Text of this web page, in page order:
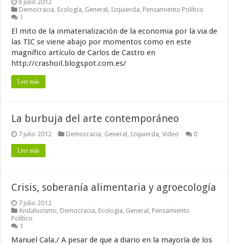
8 julio 2012
Democracia Ecología General Izquierda Pensamiento Político
1
El mito de la inmaterialización de la economia por la via de
las TIC se viene abajo por momentos como en este
magnífico artículo de Carlos de Castro en
http://crashoil.blogspot.com.es/
Leer más
La burbuja del arte contemporáneo
7 julio 2012 Democracia General Izquierda ,Video 0
Leer más
Crisis, soberanía alimentaria y agroecología
7 julio 2012
Andalucismo Democracia Ecología General Pensamiento
Político
1
Manuel Cala./ A pesar de que a diario en la mayoría de los